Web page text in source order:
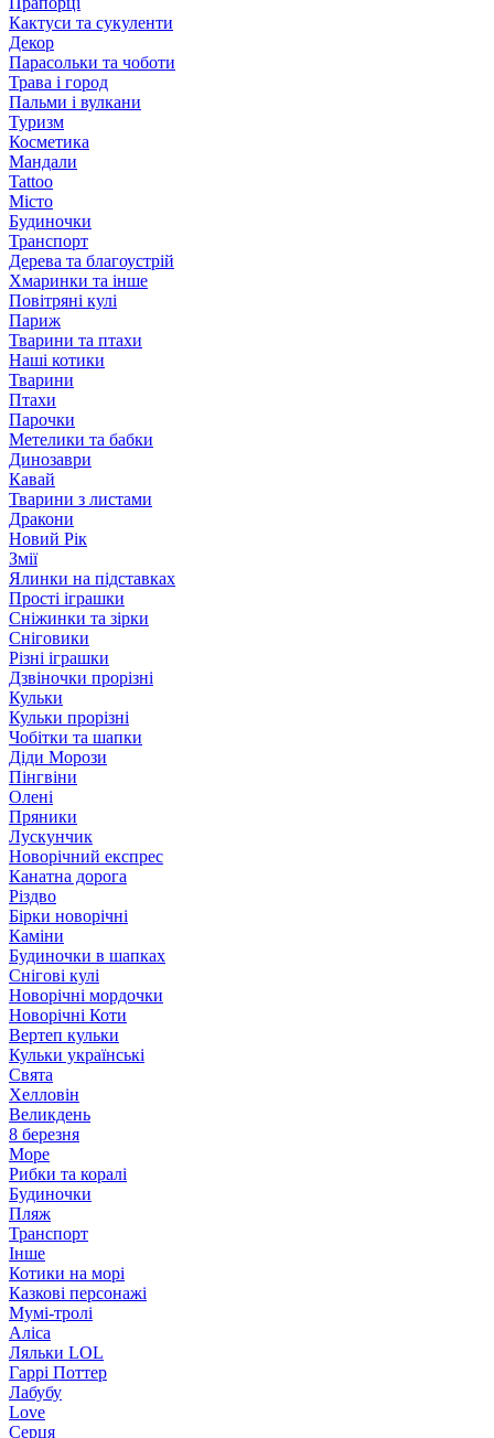
Кактуси та сукуленти
Декор
Парасольки та чоботи
Трава і город
Пальми і вулкани
Туризм
Косметика
Мандали
Tattoo
Місто
Будиночки
Транспорт
Дерева та благоустрій
Хмаринки та інше
Повітряні кулі
Париж
Тварини та птахи
Наші котики
Тварини
Птахи
Парочки
Метелики та бабки
Динозаври
Кавай
Тварини з листами
Дракони
Новий Рік
Змії
Ялинки на підставках
Прості іграшки
Сніжинки та зірки
Сніговики
Різні іграшки
Дзвіночки прорізні
Кульки
Кульки прорізні
Чобітки та шапки
Діди Морози
Пінгвіни
Олені
Пряники
Лускунчик
Новорічний експрес
Канатна дорога
Різдво
Бірки новорічні
Каміни
Будиночки в шапках
Снігові кулі
Новорічні мордочки
Новорічні Коти
Вертеп кульки
Кульки українські
Свята
Хелловін
Великдень
8 березня
Море
Рибки та коралі
Будиночки
Пляж
Транспорт
Інше
Котики на морі
Казкові персонажі
Мумі-тролі
Аліса
Ляльки LOL
Гаррі Поттер
Лабубу
Love
Серця